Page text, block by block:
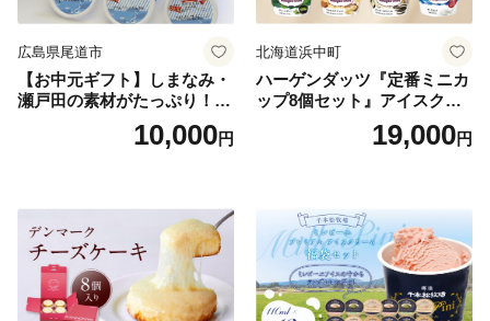
広島県尾道市
【お中元ギフト】しまなみ・
瀬戸田の素材がたっぷり！ジ
10,000円
北海道浜中町
ハーゲンダッツ『定番ミニカ
ップ8個セット』アイスクリ
ーム アイス スイーツ デザー
19,000円